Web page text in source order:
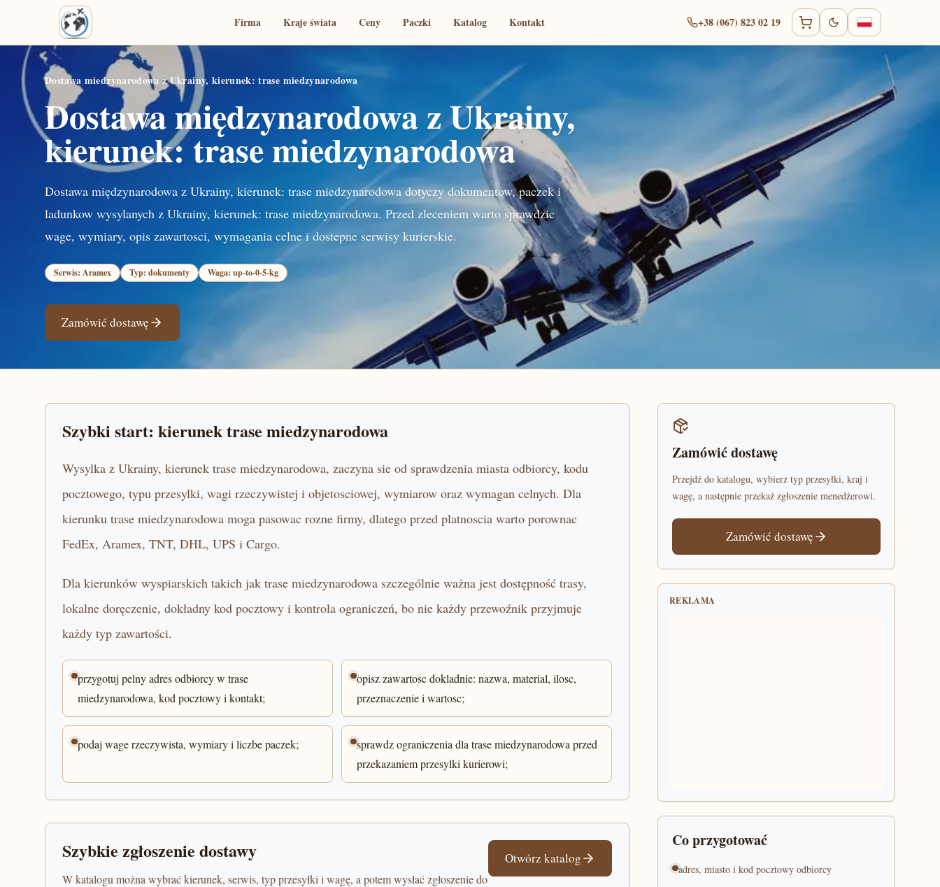
Firma Kraje świata Ceny Paczki Katalog Kontakt +38 (067) 823 02 19
Dostawa miedzynarodowa z Ukrainy, kierunek: trase miedzynarodowa
Dostawa międzynarodowa z Ukrainy,
kierunek: trase miedzynarodowa
Dostawa międzynarodowa z Ukrainy, kierunek: trase miedzynarodowa dotyczy dokumentow, paczek i
ladunkow wysylanych z Ukrainy, kierunek: trase miedzynarodowa. Przed zleceniem warto sprawdzic
wage, wymiary, opis zawartosci, wymagania celne i dostepne serwisy kurierskie.
Serwis: Aramex Typ: dokumenty Waga: up-to-0-5-kg
Zamówić dostawę
Szybki start: kierunek trase miedzynarodowa
Wysylka z Ukrainy, kierunek trase miedzynarodowa, zaczyna sie od sprawdzenia miasta odbiorcy, kodu
pocztowego, typu przesylki, wagi rzeczywistej i objetosciowej, wymiarow oraz wymagan celnych. Dla
kierunku trase miedzynarodowa moga pasowac rozne firmy, dlatego przed platnoscia warto porownac
FedEx, Aramex, TNT, DHL, UPS i Cargo.
Dla kierunków wyspiarskich takich jak trase miedzynarodowa szczególnie ważna jest dostępność trasy,
lokalne doręczenie, dokładny kod pocztowy i kontrola ograniczeń, bo nie każdy przewoźnik przyjmuje
każdy typ zawartości.
przygotuj pelny adres odbiorcy w trase
miedzynarodowa, kod pocztowy i kontakt;
opisz zawartosc dokladnie: nazwa, material, ilosc,
przeznaczenie i wartosc;
podaj wage rzeczywista, wymiary i liczbe paczek;
sprawdz ograniczenia dla trase miedzynarodowa przed
przekazaniem przesylki kurierowi;
Szybkie zgłoszenie dostawy
W katalogu można wybrać kierunek, serwis, typ przesyłki i wagę, a potem wysłać zgłoszenie do
Otwórz katalog
Zamówić dostawę
Przejdź do katalogu, wybierz typ przesyłki, kraj i
wagę, a następnie przekaż zgłoszenie menedżerowi.
Zamówić dostawę
REKLAMA
Co przygotować
adres, miasto i kod pocztowy odbiorcy